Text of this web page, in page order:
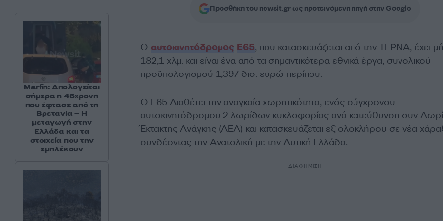
Προσθήκη του newsit.gr ως προτεινόμενη πηγή στην Google
Ο αυτοκινητόδρομος Ε65, που κατασκευάζεται από την ΤΕΡΝΑ, έχει
182,1 χλμ. και είναι ένα από τα σημαντικότερα εθνικά έργα, συνολικού
προϋπολογισμού 1,397 δισ. ευρώ περίπου.
Ο Ε65 Διαθέτει την αναγκαία χωρητικότητα, ενός σύγχρονου
αυτοκινητόδρομου 2 λωρίδων κυκλοφορίας ανά κατεύθυνση συν
Έκτακτης Ανάγκης (ΛΕΑ) και κατασκευάζεται εξ ολοκλήρου σε νέα
συνδέοντας την Ανατολική με την Δυτική Ελλάδα.
ΔΙΑΦΗΜΙΣΗ
Marfin: Απολογείται
σήμερα η 46χρονη
που έφτασε από τη
Βρετανία – Η
μεταγωγή στην
Ελλάδα και τα
στοιχεία που την
εμπλέκουν